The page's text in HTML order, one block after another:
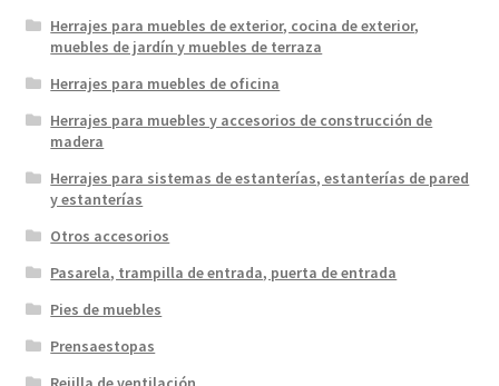
Herrajes para muebles de exterior, cocina de exterior,
muebles de jardín y muebles de terraza
Herrajes para muebles de oficina
Herrajes para muebles y accesorios de construcción de
madera
Herrajes para sistemas de estanterías, estanterías de pared
y estanterías
Otros accesorios
Pasarela, trampilla de entrada, puerta de entrada
Pies de muebles
Prensaestopas